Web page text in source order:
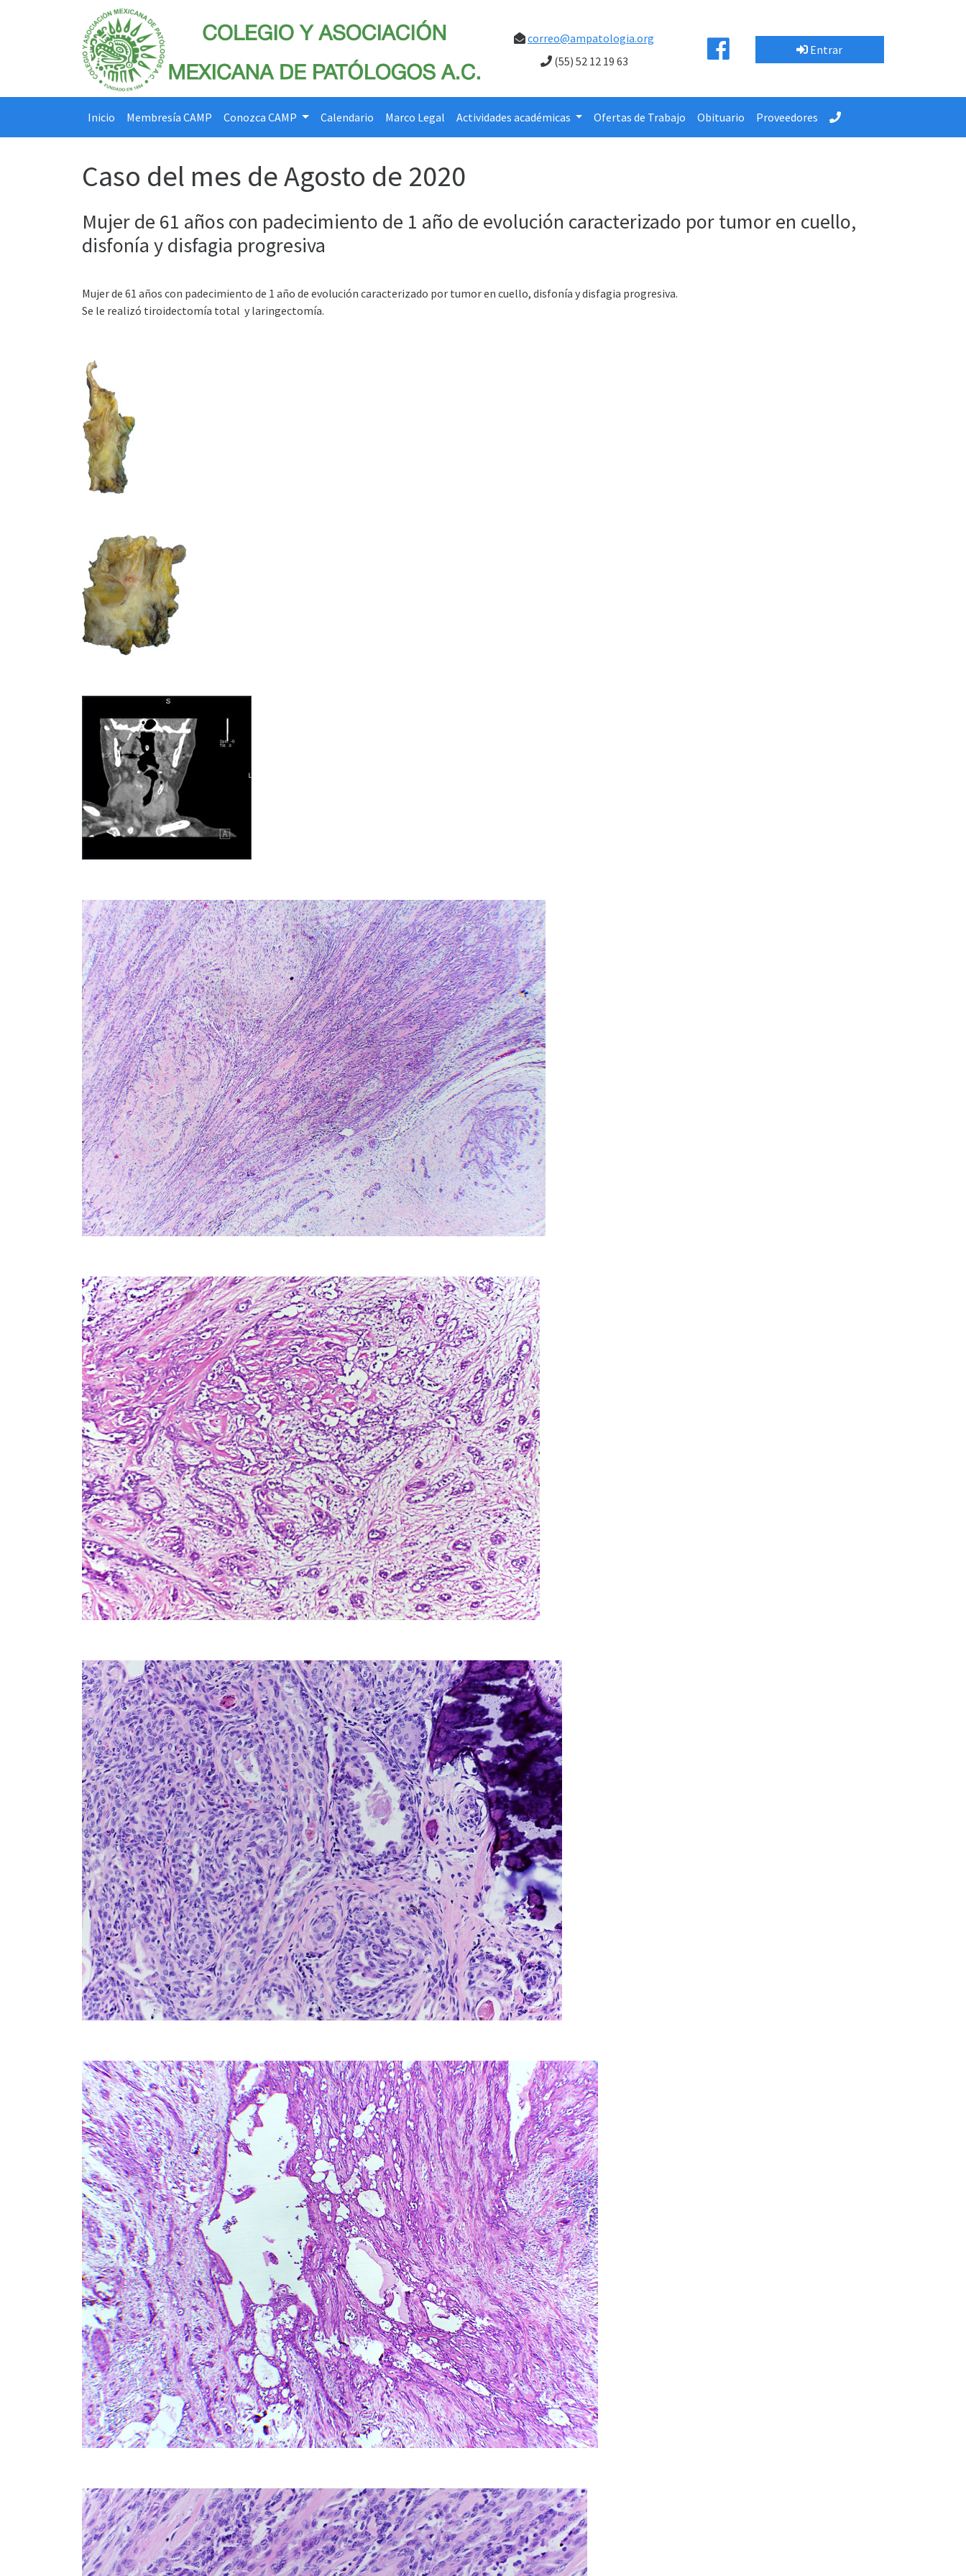
correo@ampatologia.org
(55) 52 12 19 63
Entrar
Inicio Membresía CAMP Conozca CAMP Calendario Marco Legal Actividades académicas Ofertas de Trabajo Obituario Proveedores
Caso del mes de Agosto de 2020
Mujer de 61 años con padecimiento de 1 año de evolución caracterizado por tumor en cuello,
disfonía y disfagia progresiva
Mujer de 61 años con padecimiento de 1 año de evolución caracterizado por tumor en cuello, disfonía y disfagia progresiva.
Se le realizó tiroidectomía total y laringectomía.